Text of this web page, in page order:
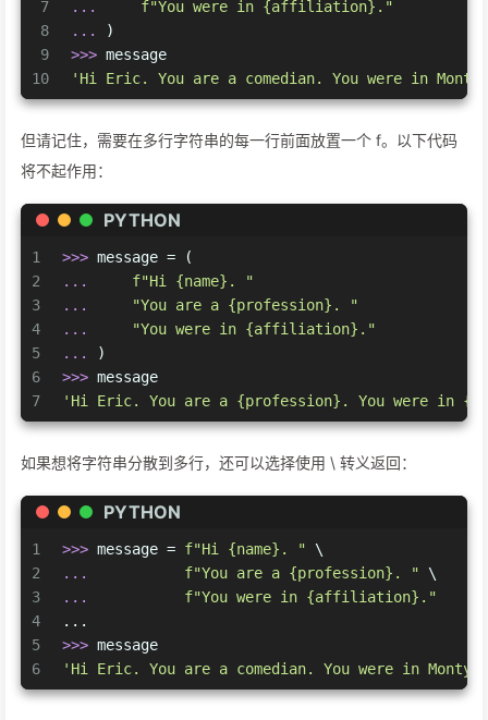
7
8
9
10
... f"You were in {affiliation} ."
...
)
>>> message
'Hi Eric. You are a comedian. You were in
但请记住，需要在多行字符串的每一行前面放置一个 f。以下代码
将不起作用：
PYTHON
1
2
3
4
5
6
7
>>> message = (
...
f"Hi {name} . "
...
"You are a {profession}. "
...
"You were in {affiliation}."
...
)
>>> message
'Hi Eric. You are a {profession}. You were in
如果想将字符串分散到多行，还可以选择使用 \ 转义返回：
PYTHON
1
2
3
4
5
6
>>> message = f"Hi {name} . " \
...
f"You are a {profession} . " \
...
f"You were in {affiliation} ."
...
>>> message
'Hi Eric. You are a comedian. You were in Monty